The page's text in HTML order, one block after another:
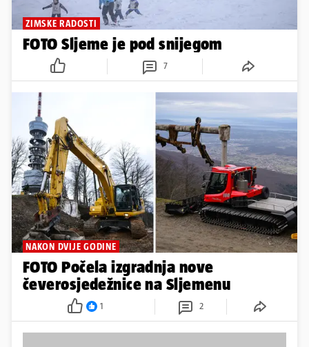
ZIMSKE RADOSTI
FOTO Sljeme je pod snijegom
7
NAKON DVIJE GODINE
FOTO Počela izgradnja nove
čeverosjedežnice na Sljemenu
1 2